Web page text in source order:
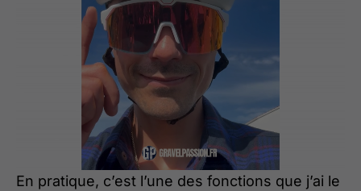
En pratique, c’est l’une des fonctions que j’ai le